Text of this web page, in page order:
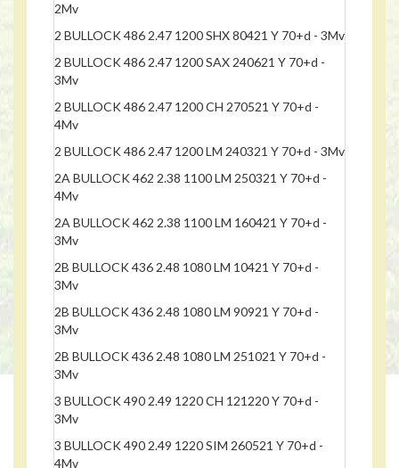
2Mv
2 BULLOCK 486 2.47 1200 SHX 80421 Y 70+d - 3Mv
2 BULLOCK 486 2.47 1200 SAX 240621 Y 70+d -
3Mv
2 BULLOCK 486 2.47 1200 CH 270521 Y 70+d -
4Mv
2 BULLOCK 486 2.47 1200 LM 240321 Y 70+d - 3Mv
2A BULLOCK 462 2.38 1100 LM 250321 Y 70+d -
4Mv
2A BULLOCK 462 2.38 1100 LM 160421 Y 70+d -
3Mv
2B BULLOCK 436 2.48 1080 LM 10421 Y 70+d -
3Mv
2B BULLOCK 436 2.48 1080 LM 90921 Y 70+d -
3Mv
2B BULLOCK 436 2.48 1080 LM 251021 Y 70+d -
3Mv
3 BULLOCK 490 2.49 1220 CH 121220 Y 70+d -
3Mv
3 BULLOCK 490 2.49 1220 SIM 260521 Y 70+d -
4Mv